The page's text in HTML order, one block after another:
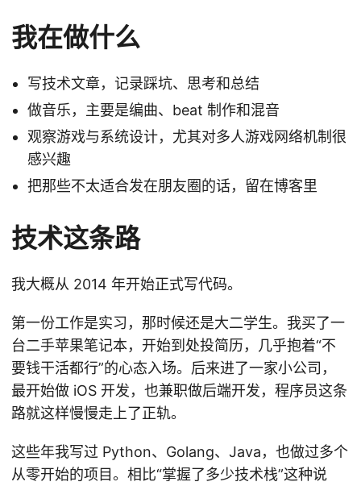
我在做什么
写技术文章，记录踩坑、思考和总结
做音乐，主要是编曲、beat 制作和混音
观察游戏与系统设计，尤其对多人游戏网络机制很
感兴趣
把那些不太适合发在朋友圈的话，留在博客里
技术这条路
我大概从 2014 年开始正式写代码。
第一份工作是实习，那时候还是大二学生。我买了一
台二手苹果笔记本，开始到处投简历，几乎抱着“不
要钱干活都行”的心态入场。后来进了一家小公司，
最开始做 iOS 开发，也兼职做后端开发，程序员这条
路就这样慢慢走上了正轨。
这些年我写过 Python、Golang、Java，也做过多个
从零开始的项目。相比“掌握了多少技术栈”这种说